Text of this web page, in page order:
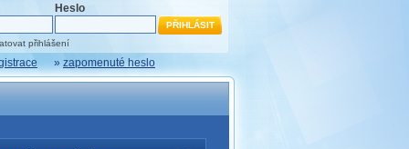
Heslo
přihlášení
» zapomenuté heslo